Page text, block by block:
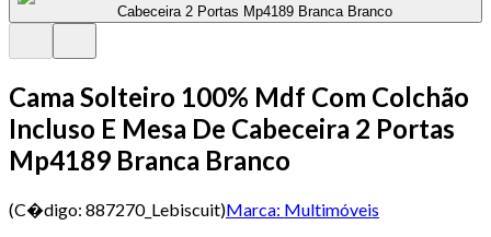
Cama Solteiro 100% Mdf Com Colchão
Incluso E Mesa De Cabeceira 2 Portas
Mp4189 Branca Branco
(C�digo: 887270_Lebiscuit)Marca: Multimóveis